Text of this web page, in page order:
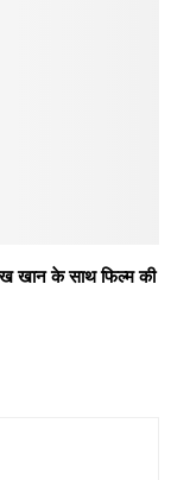
खान के साथ फिल्म की